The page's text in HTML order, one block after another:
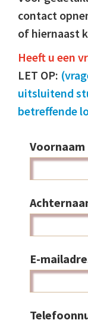
contact
of hiernaast
Heeft u een
LET OP:
uitsluitend
betreffende
Voornaam
E-